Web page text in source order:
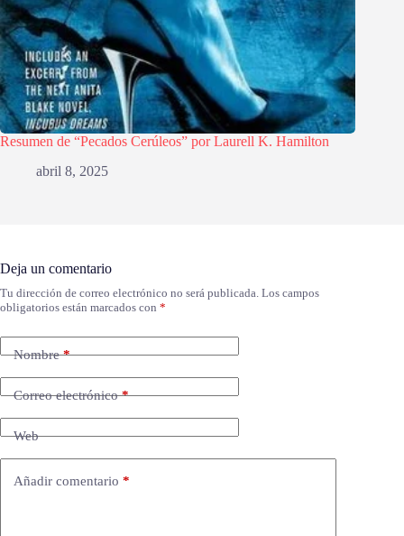
Resumen de “Pecados Cerúleos” por Laurell K. Hamilton
abril 8, 2025
Deja un comentario
Tu dirección de correo electrónico no será publicada. Los campos
obligatorios están marcados con *
Nombre*
Correo electrónico*
Web
Añadir comentario *